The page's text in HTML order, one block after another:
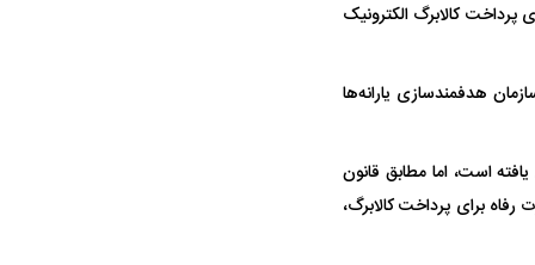
پرداخت کالابرگ الکترونیک
قانون بودجه و در چارچوب سازمان هدفمندسازی یارانه‌ها
مرکزی اعلام کرده مأموریت اجرایی دبیرخانه‌ای آن در کارگروه ماده ۱۳ پایان یافته است، اما مطابق قانون
رفاه برای پرداخت کالابرگ،